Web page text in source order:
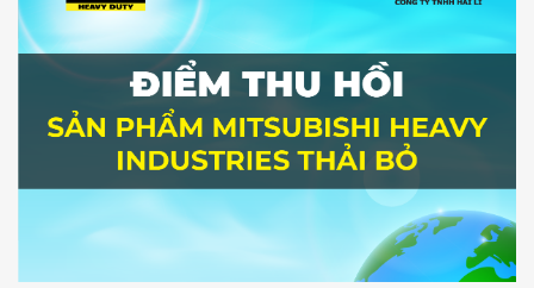
09 năm 2011 (đính chính Thông Tư 30/2011/TT-BCT).